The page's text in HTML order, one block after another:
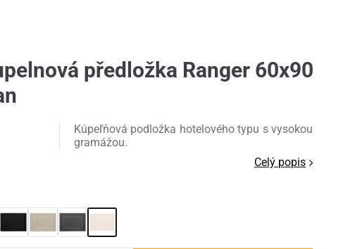
předložka Ranger 60x90
Kúpeľňová podložka hotelového typu s vysokou
gramážou.
Celý popis